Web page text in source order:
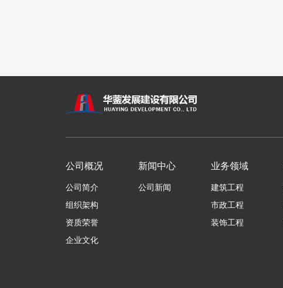
公司概况
公司简介
组织架构
资质荣誉
企业文化
新闻中心
公司新闻
业务领域
建筑工程
市政工程
装饰工程